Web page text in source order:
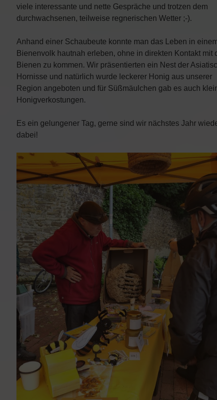
viele interessante und nette Gespräche und trotzen dem
durchwachsenen, teilweise regnerischen Wetter ;-).
Anhand einer Schaubeute konnte man das Leben in
Bienenvolk hautnah erleben, ohne in direkten Kontakt mit
Bienen zu kommen. Wir präsentierten ein Nest der
Hornisse und natürlich wurde leckerer Honig aus unserer
Region angeboten und für Süßmäulchen gab es auch
Honigverkostungen.
Es ein gelungener Tag, gerne sind wir nächstes Jahr
dabei!